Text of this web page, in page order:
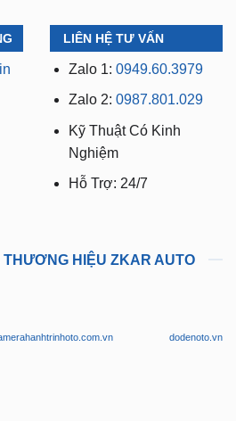
LIÊN HỆ TƯ VẤN
Zalo 1: 0949.60.3979
Zalo 2: 0987.801.029
Kỹ Thuật Có Kinh
Nghiệm
Hỗ Trợ: 24/7
HIỆU ZKAR AUTO
dodenoto.vn